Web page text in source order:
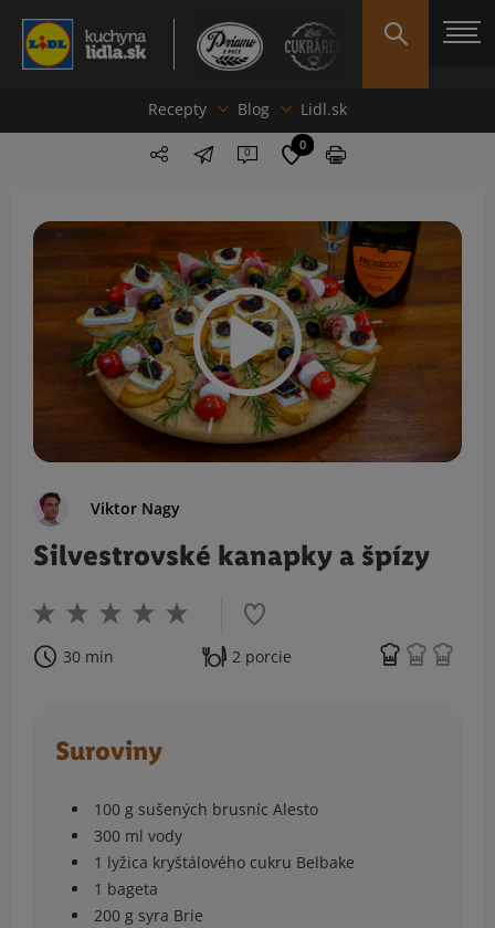
Recepty Blog Lidl.sk
0 0
Viktor Nagy
Silvestrovské kanapky a špízy
30 min 2 porcie
Suroviny
100 g sušených brusníc Alesto
300 ml vody
1 lyžica kryštálového cukru Belbake
1 bageta
200 g syra Brie